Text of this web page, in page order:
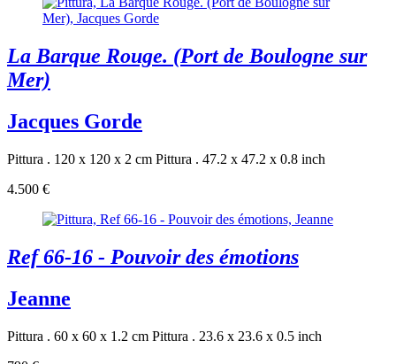
La Barque Rouge. (Port de Boulogne sur
Mer)
Jacques Gorde
Pittura . 120 x 120 x 2 cm Pittura . 47.2 x 47.2 x 0.8 inch
4.500 €
Ref 66-16 - Pouvoir des émotions
Jeanne
Pittura . 60 x 60 x 1.2 cm Pittura . 23.6 x 23.6 x 0.5 inch